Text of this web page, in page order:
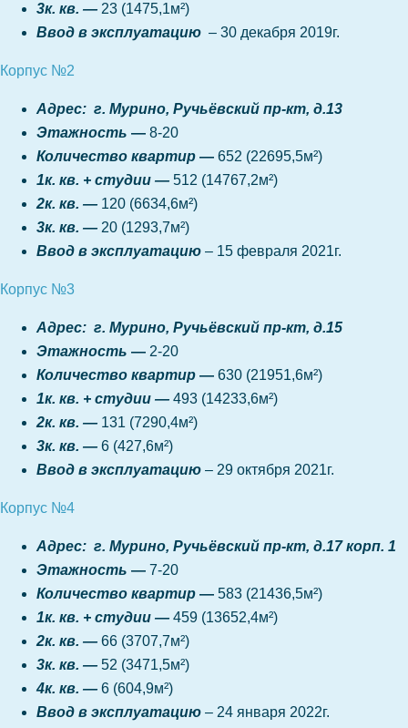
3к. кв. — 23 (1475,1м²)
Ввод в эксплуатацию – 30 декабря 2019г.
Корпус №2
Адрес: г. Мурино, Ручьёвский пр-кт, д.13
Этажность — 8-20
Количество квартир — 652 (22695,5м²)
1к. кв. + студии — 512 (14767,2м²)
2к. кв. — 120 (6634,6м²)
3к. кв. — 20 (1293,7м²)
Ввод в эксплуатацию – 15 февраля 2021г.
Корпус №3
Адрес: г. Мурино, Ручьёвский пр-кт, д.15
Этажность — 2-20
Количество квартир — 630 (21951,6м²)
1к. кв. + студии — 493 (14233,6м²)
2к. кв. — 131 (7290,4м²)
3к. кв. — 6 (427,6м²)
Ввод в эксплуатацию – 29 октября 2021г.
Корпус №4
Адрес: г. Мурино, Ручьёвский пр-кт, д.17 корп. 1
Этажность — 7-20
Количество квартир — 583 (21436,5м²)
1к. кв. + студии — 459 (13652,4м²)
2к. кв. — 66 (3707,7м²)
3к. кв. — 52 (3471,5м²)
4к. кв. — 6 (604,9м²)
Ввод в эксплуатацию – 24 января 2022г.